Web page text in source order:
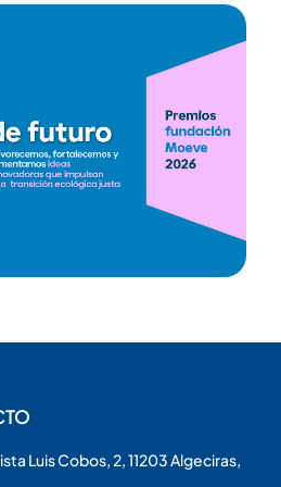
Luis Cobos, 2, 11203 Algeciras,